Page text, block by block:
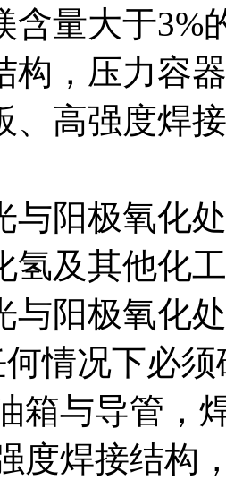
含量大于3%
构，压力容
、高强度焊
与阳极氧化
氢及其他化
与阳极氧化
情况下必
箱与导管，
度焊接结构